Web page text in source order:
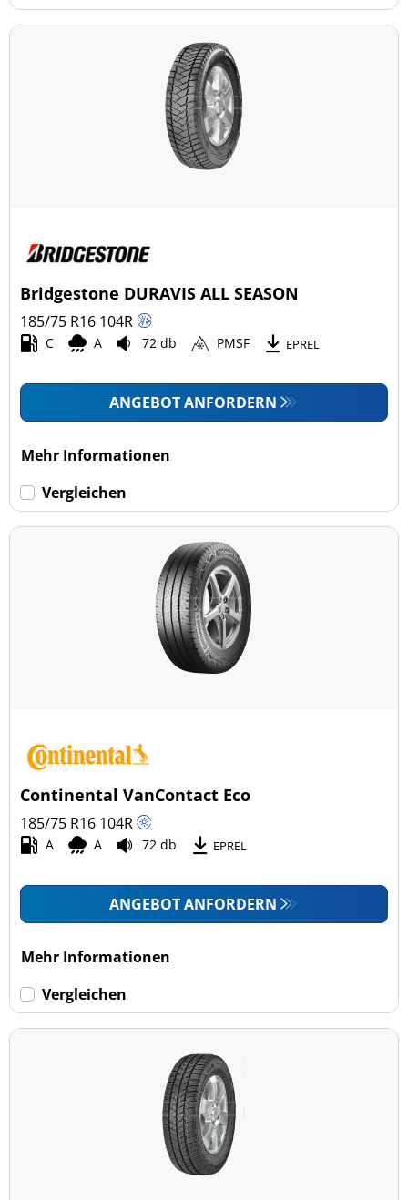
Bridgestone DURAVIS ALL SEASON
185/75 R16 104R
C A 72 db PMSF EPREL
ANGEBOT ANFORDERN
Mehr Informationen
Vergleichen
Continental VanContact Eco
185/75 R16 104R
A A 72 db EPREL
ANGEBOT ANFORDERN
Mehr Informationen
Vergleichen